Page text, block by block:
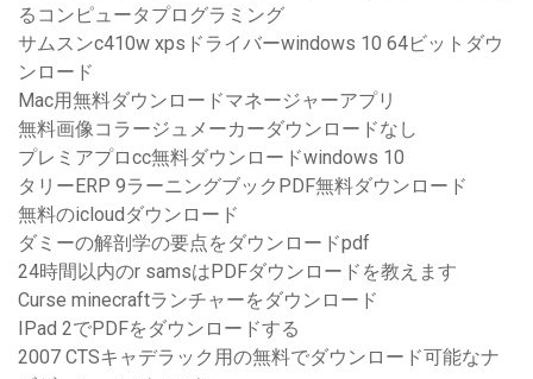
るコンピュータプログラミング
サムスンc410w xpsドライバーwindows 10 64ビットダウ
ンロード
Mac用無料ダウンロードマネージャーアプリ
無料画像コラージュメーカーダウンロードなし
プレミアプロcc無料ダウンロードwindows 10
タリーERP 9ラーニングブックPDF無料ダウンロード
無料のicloudダウンロード
ダミーの解剖学の要点をダウンロードpdf
24時間以内のr samsはPDFダウンロードを教えます
Curse minecraftランチャーをダウンロード
IPad 2でPDFをダウンロードする
2007 CTSキャデラック用の無料でダウンロード可能なナ